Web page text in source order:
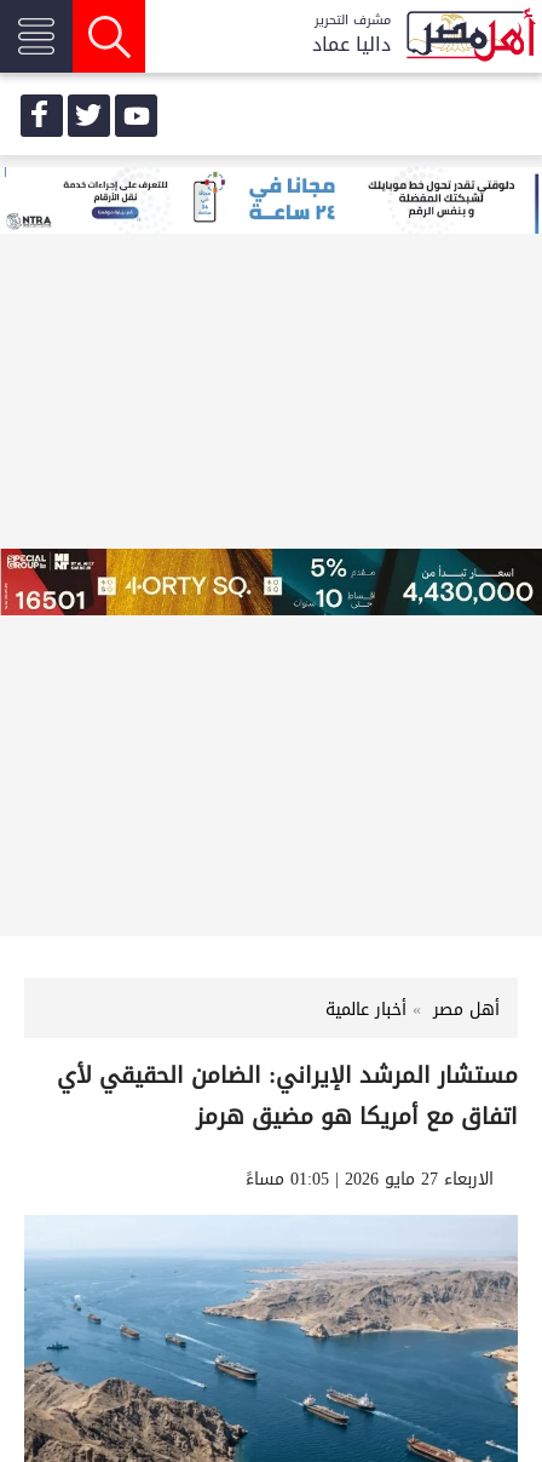
مشرف التحرير
داليا عماد
أهل مصر أخبار عالمية
مستشار المرشد الإيراني: الضامن الحقيقي لأي
اتفاق مع أمريكا هو مضيق هرمز
الاربعاء 27 مايو 2026 | 01:05 مساءً